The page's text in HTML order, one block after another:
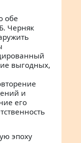
обе
Черняк
выгодных,
и
его
эпоху